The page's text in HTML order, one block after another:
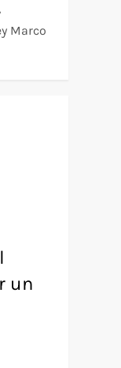
Marco
un